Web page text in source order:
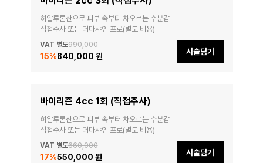
히알루론산으로 피부 속부터 차오르는 수분감
직접주사 또는 더마샤인 프로(별도 비용)
VAT 별도990,000
15%840,000 원 시술담기
바이리즌 4cc 1회 (직접주사)
히알루론산으로 피부 속부터 차오르는 수분감
직접주사 또는 더마샤인 프로(별도 비용)
VAT 별도660,000
17%550,000 원 시술담기